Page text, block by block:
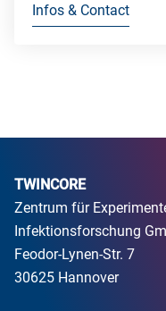
Infos & Contact
TWINCORE
Zentrum für
Infektionsforschung
Feodor-Lynen-Str. 7
30625 Hannover